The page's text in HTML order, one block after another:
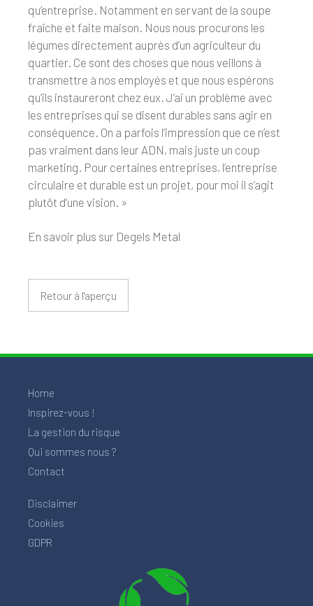
qu’entreprise. Notamment en servant de la soupe
fraîche et faite maison. Nous nous procurons les
légumes directement auprès d’un agriculteur du
quartier. Ce sont des choses que nous veillons à
transmettre à nos employés et que nous espérons
qu’ils instaureront chez eux. J’ai un problème avec
les entreprises qui se disent durables sans agir en
conséquence. On a parfois l’impression que ce n’est
pas vraiment dans leur ADN, mais juste un coup
marketing. Pour certaines entreprises, l’entreprise
circulaire et durable est un projet, pour moi il s’agit
plutôt d’une vision. »
En savoir plus sur Degels Metal
Retour à l'aperçu
Home
Inspirez-vous !
La gestion du risque
Qui sommes nous ?
Contact
Disclaimer
Cookies
GDPR